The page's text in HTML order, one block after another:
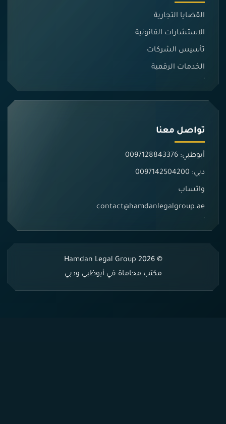
القضايا التجارية
الاستشارات القانونية
تأسيس الشركات
الخدمات الرقمية
تواصل معنا
أبوظبي: 0097128843376
دبي: 0097142504200
واتساب
contact@hamdanlegalgroup.ae
© 2026 Hamdan Legal Group
مكتب محاماة في أبوظبي ودبي